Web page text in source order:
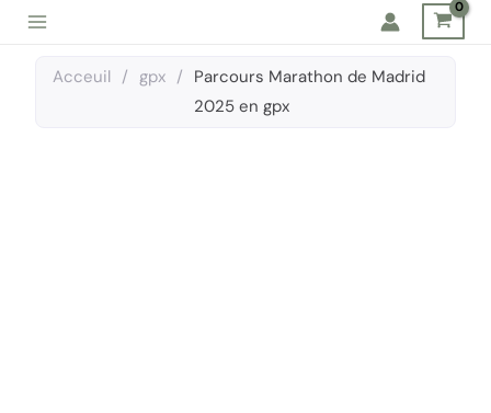
Aller
contenuAcceuil / gpx / Parcours Marathon de Madrid
2025 en gpx